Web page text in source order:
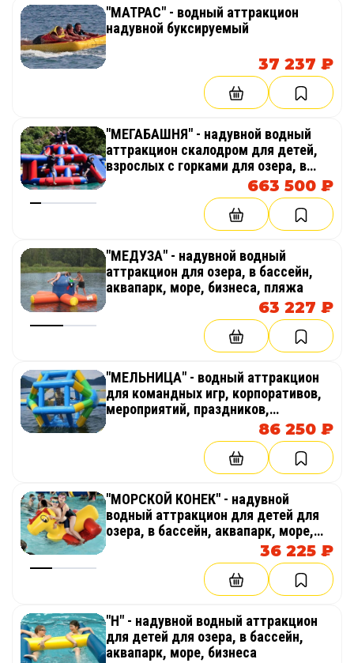
"МАТРАС" - водный аттракцион
надувной буксируемый
37 237 ₽
"МЕГАБАШНЯ" - надувной водный
аттракцион скалодром для детей,
взрослых с горками для озера, в
бассейн, аквапарк, море, бизнеса
663 500 ₽
"МЕДУЗА" - надувной водный
аттракцион для озера, в бассейн,
аквапарк, море, бизнеса, пляжа
63 227 ₽
"МЕЛЬНИЦА" - водный аттракцион
для командных игр, корпоративов,
мероприятий, праздников,
тимбилдинга, эстафет на воде,
86 250 ₽
"МОРСКОЙ КОНЕК" - надувной
водный аттракцион для детей для
озера, в бассейн, аквапарк, море,
36 225 ₽
"Н" - надувной водный аттракцион
для детей для озера, в бассейн,
аквапарк, море, бизнеса